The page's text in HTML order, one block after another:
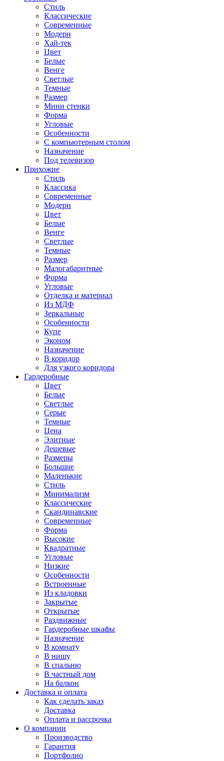
Стиль
Классические
Современные
Модерн
Хай-тек
Цвет
Белые
Венге
Светлые
Темные
Размер
Мини стенки
Форма
Угловые
Особенности
С компьютерным столом
Назначение
Под телевизор
Прихожие
Стиль
Классика
Современные
Модерн
Цвет
Белые
Венге
Светлые
Темные
Размер
Малогабаритные
Форма
Угловые
Отделка и материал
Из МДФ
Зеркальные
Особенности
Купе
Эконом
Назначение
В коридор
Для узкого коридора
Гардеробные
Цвет
Белые
Светлые
Серые
Темные
Цена
Элитные
Дешевые
Размеры
Большие
Маленькие
Стиль
Минимализм
Классические
Скандинавские
Современные
Форма
Высокие
Квадратные
Угловые
Низкие
Особенности
Встроенные
Из кладовки
Закрытые
Открытые
Раздвижные
Гардеробные шкафы
Назначение
В комнату
В нишу
В спальню
В частный дом
На балкон
Доставка и оплата
Как сделать заказ
Доставка
Оплата и рассрочка
О компании
Производство
Гарантия
Портфолио